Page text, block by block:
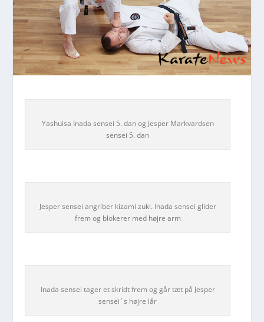
Yashuisa Inada sensei 5. dan og Jesper Markvardsen
sensei 5. dan
Jesper sensei angriber kizami zuki. Inada sensei glider
frem og blokerer med højre arm
Inada sensei tager et skridt frem og går tæt på Jesper
sensei`s højre lår